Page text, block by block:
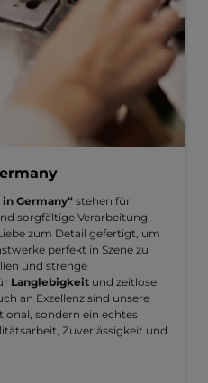
in Germany“ stehen für
sorgfältige Verarbeitung.
zum Detail gefertigt, um
perfekt in Szene zu
und strenge
Langlebigkeit und zeitlose
an Exzellenz sind unsere
sondern ein echtes
Zuverlässigkeit und